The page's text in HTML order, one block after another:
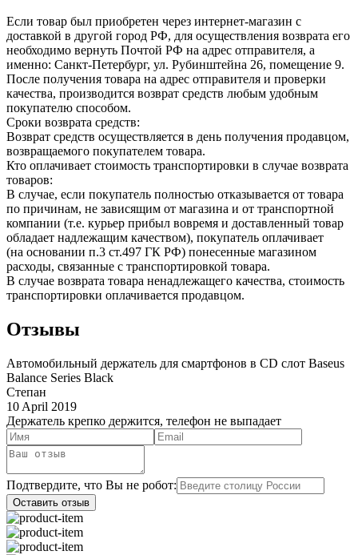
Если товар был приобретен через интернет-магазин с
доставкой в другой город РФ, для осуществления возврата его
необходимо вернуть Почтой РФ на адрес отправителя, а
именно: Санкт-Петербург, ул. Рубинштейна 26, помещение 9.
После получения товара на адрес отправителя и проверки
качества, производится возврат средств любым удобным
покупателю способом.
Сроки возврата средств:
Возврат средств осуществляется в день получения продавцом,
возвращаемого покупателем товара.
Кто оплачивает стоимость транспортировки в случае возврата
товаров:
В случае, если покупатель полностью отказывается от товара
по причинам, не зависящим от магазина и от транспортной
компании (т.е. курьер прибыл вовремя и доставленный товар
обладает надлежащим качеством), покупатель оплачивает
(на основании п.3 ст.497 ГК РФ) понесенные магазином
расходы, связанные с транспортировкой товара.
В случае возврата товара ненадлежащего качества, стоимость
транспортировки оплачивается продавцом.
Отзывы
Автомобильный держатель для смартфонов в CD слот Baseus
Balance Series Black
Степан
10 April 2019
Держатель крепко держится, телефон не выпадает
Подтвердите, что Вы не робот:
Оставить отзыв